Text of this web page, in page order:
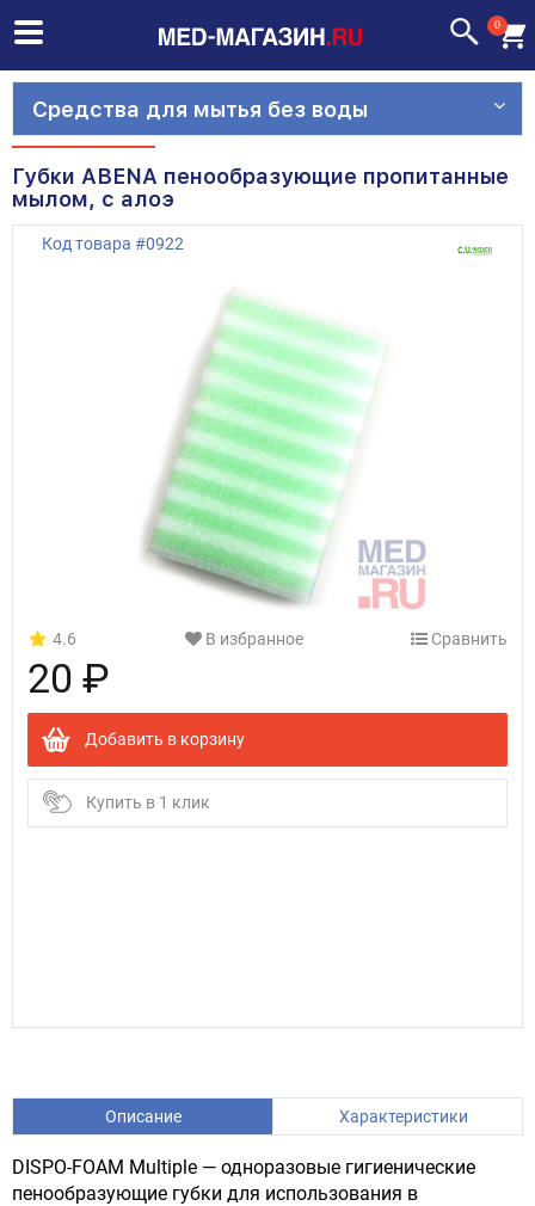
0
Средства для мытья без воды
Губки ABENA пенообразующие пропитанные
мылом, с алоэ
Код товара #0922
4.6 В избранное Сравнить
20 ₽
Добавить в корзину
Купить в 1 клик
Описание Характеристики
DISPO-FOAM Multiple — одноразовые гигиенические
пенообразующие губки для использования в